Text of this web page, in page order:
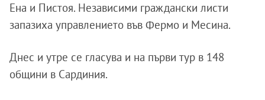
Ена и Пистоя. Независими граждански листи
запазиха управлението във Фермо и Месина.
Днес и утре се гласува и на първи тур в 148
общини в Сардиния.